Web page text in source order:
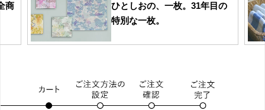
商
ひとしおの、一枚。31年目の
特別な一枚。